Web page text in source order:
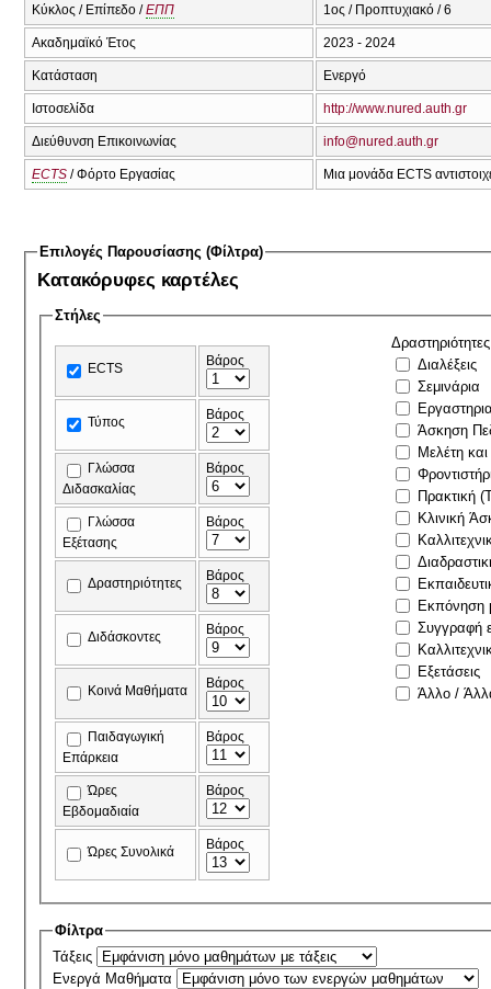
Κύκλος / Επίπεδο /ΕΠΠ 1ος / Προπτυχιακό / 6
Ακαδημαϊκό Έτος 2023 - 2024
Κατάσταση Ενεργό
Ιστοσελίδα http://www.nured.auth.gr
Διεύθυνση Επικοινωνίας info@nured.auth.gr
ECTS / Φόρτο Εργασίας Μια μονάδα ECTS
Επιλογές Παρουσίασης (Φίλτρα)
Κατακόρυφες καρτέλες
Στήλες
ECTS Βάρος
Τύπος Βάρος
Γλώσσα
Διδασκαλίας
Βάρος
Γλώσσα
Εξέτασης
Βάρος
Δραστηριότητες Βάρος
Διδάσκοντες Βάρος
Κοινά Μαθήματα Βάρος
Παιδαγωγική
Επάρκεια
Βάρος
Ώρες
Εβδομαδιαία
Βάρος
Ώρες Συνολικά Βάρος
Δραστηριότητες
Διαλέξεις
Σεμινάρια
Άσκηση
Μελέτη
Πρακτική
Κλινική
Εκπόνηση
Συγγραφή
Εξετάσεις
Άλλο /
Φίλτρα
Τάξεις
Ενεργά Μαθήματα